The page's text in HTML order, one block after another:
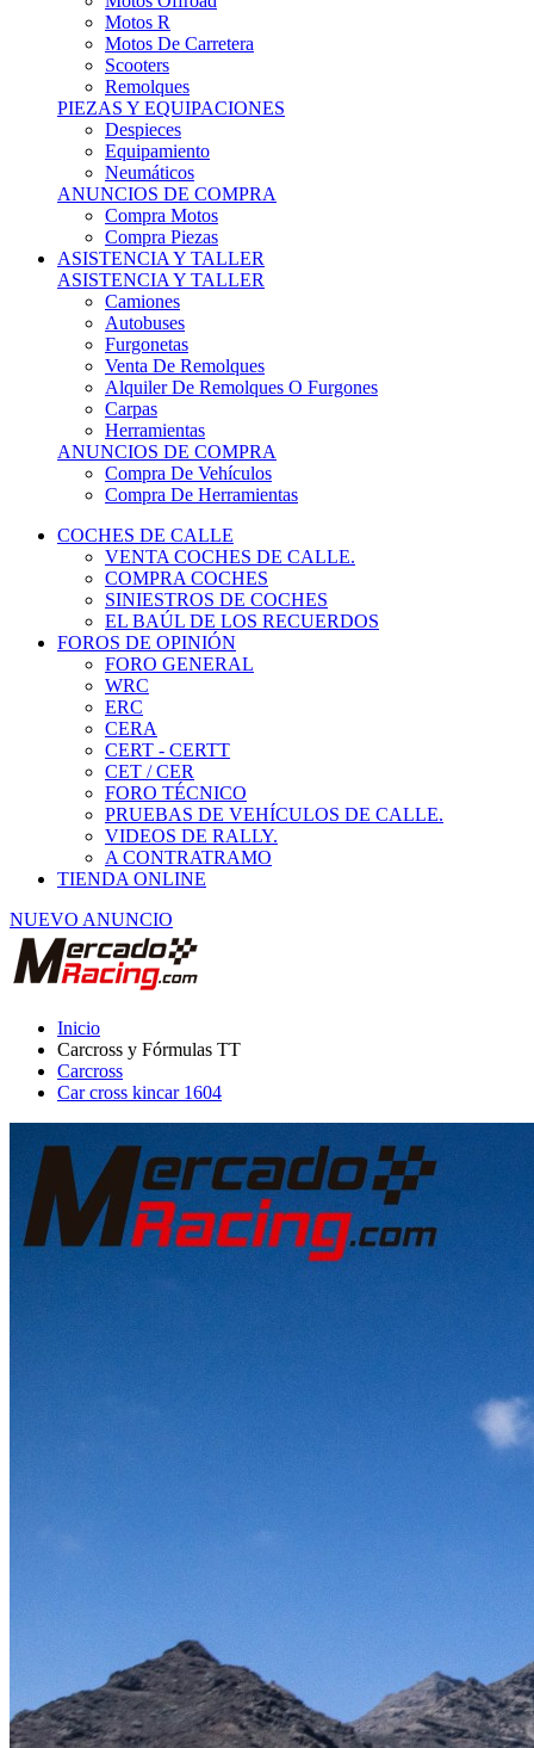
Motos R
Motos De Carretera
Scooters
Remolques
PIEZAS Y EQUIPACIONES
Despieces
Equipamiento
Neumáticos
ANUNCIOS DE COMPRA
Compra Motos
Compra Piezas
ASISTENCIA Y TALLER
ASISTENCIA Y TALLER
Camiones
Autobuses
Furgonetas
Venta De Remolques
Alquiler De Remolques O Furgones
Carpas
Herramientas
ANUNCIOS DE COMPRA
Compra De Vehículos
Compra De Herramientas
COCHES DE CALLE
VENTA COCHES DE CALLE.
COMPRA COCHES
SINIESTROS DE COCHES
EL BAÚL DE LOS RECUERDOS
FOROS DE OPINIÓN
FORO GENERAL
WRC
ERC
CERA
CERT - CERTT
CET / CER
FORO TÉCNICO
PRUEBAS DE VEHÍCULOS DE CALLE.
VIDEOS DE RALLY.
A CONTRATRAMO
TIENDA ONLINE
NUEVO ANUNCIO
Inicio
Carcross y Fórmulas TT
Carcross
Car cross kincar 1604